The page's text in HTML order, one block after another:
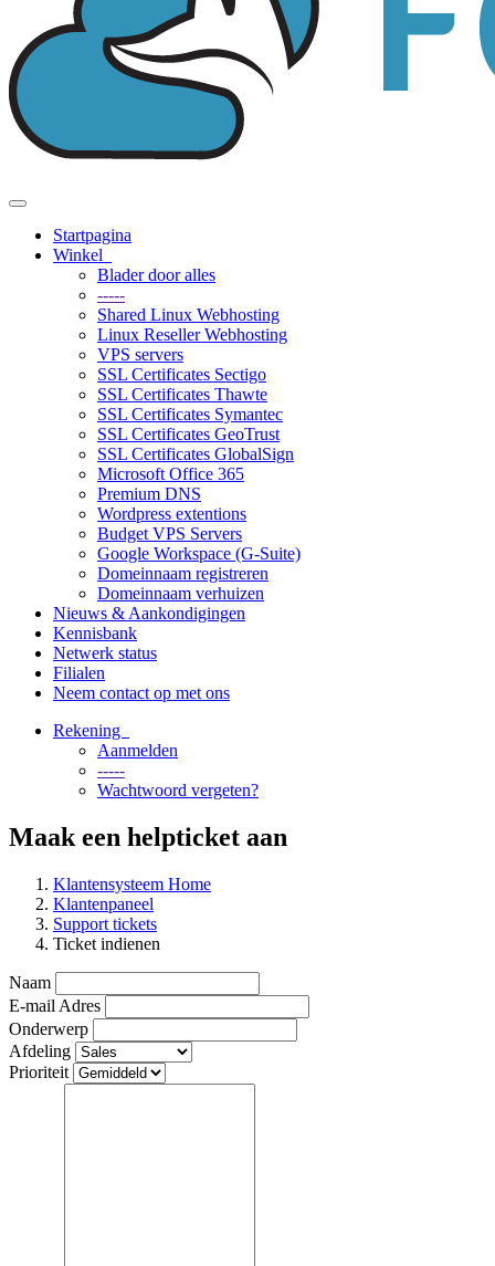
Navigatie
in-/uitschakelen
Startpagina
Winkel
Blader door alles
-----
Shared Linux Webhosting
Linux Reseller Webhosting
VPS servers
SSL Certificates Sectigo
SSL Certificates Thawte
SSL Certificates Symantec
SSL Certificates GeoTrust
SSL Certificates GlobalSign
Microsoft Office 365
Premium DNS
Wordpress extentions
Budget VPS Servers
Google Workspace (G-Suite)
Domeinnaam registreren
Domeinnaam verhuizen
Nieuws & Aankondigingen
Kennisbank
Netwerk status
Filialen
Neem contact op met ons
Rekening
Aanmelden
-----
Wachtwoord vergeten?
Maak een helpticket aan
Klantensysteem Home
Klantenpaneel
Support tickets
Ticket indienen
Naam
E-mail Adres
Onderwerp
Afdeling
Prioriteit